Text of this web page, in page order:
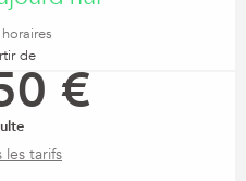
de
€
les tarifs